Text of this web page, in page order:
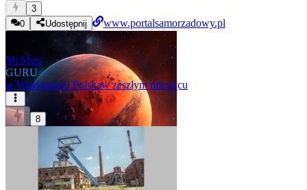
3
0
Udostępnij www.portalsamorzadowy.pl
Mr.Mars
GURU
w Wiadomości Polskaw zeszłym miesiącu
8